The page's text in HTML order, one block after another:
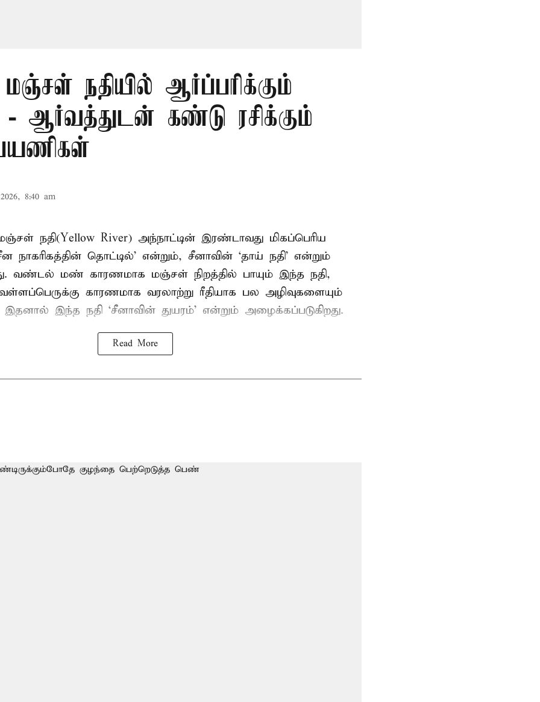
நதியில் ஆர்ப்பரிக்கும்
ஆர்வத்துடன் கண்டு ரசிக்கும்
பயணிகள்
8:40 am
நதி(Yellow River) அந்நாட்டின் இரண்டாவது மிகப்பெரிய
நாகரிகத்தின் தொட்டில்’ என்றும், சீனாவின் ‘தாய் நதி’ என்றும்
வண்டல் மண் காரணமாக மஞ்சள் நிறத்தில் பாயும் இந்த நதி,
காரணமாக வரலாற்று ரீதியாக பல அழிவுகளையும்
இதனால் இந்த நதி ‘சீனாவின் துயரம்’ என்றும் அழைக்கப்படுகிறது.
Read More